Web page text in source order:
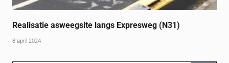
Realisatie asweegsite langs Expresweg (N31)
8 april 2024